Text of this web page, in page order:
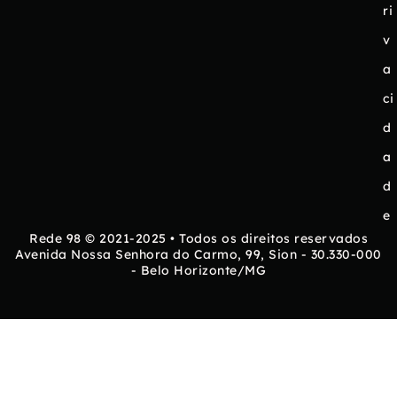
ri
v
a
ci
d
a
d
e
Rede 98 © 2021-2025 • Todos os direitos reservados
Avenida Nossa Senhora do Carmo, 99, Sion - 30.330-000
- Belo Horizonte/MG